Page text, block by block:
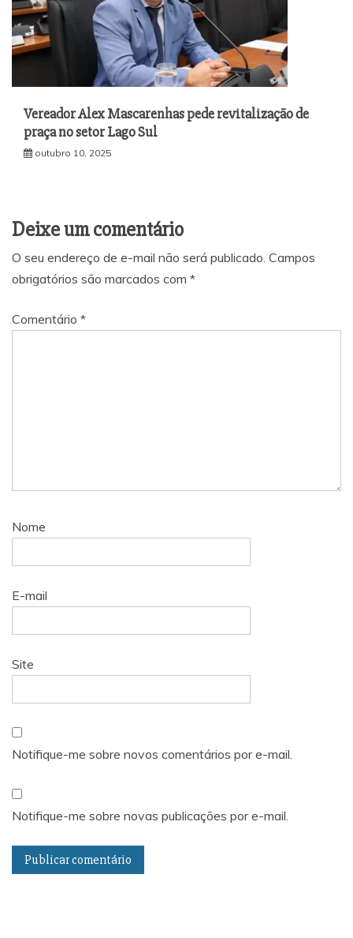
Vereador Alex Mascarenhas pede revitalização de
praça no setor Lago Sul
outubro 10, 2025
Deixe um comentário
O seu endereço de e-mail não será publicado. Campos
obrigatórios são marcados com *
Comentário *
Nome
E-mail
Site
Notifique-me sobre novos comentários por e-mail.
Notifique-me sobre novas publicações por e-mail.